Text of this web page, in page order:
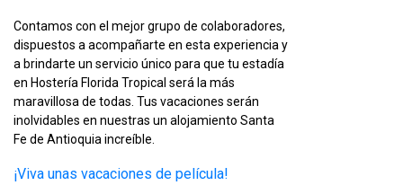
Contamos con el mejor grupo de colaboradores,
dispuestos a acompañarte en esta experiencia y
a brindarte un servicio único para que tu estadía
en Hostería Florida Tropical será la más
maravillosa de todas. Tus vacaciones serán
inolvidables en nuestras un alojamiento Santa
Fe de Antioquia increíble.
¡Viva unas vacaciones de película!